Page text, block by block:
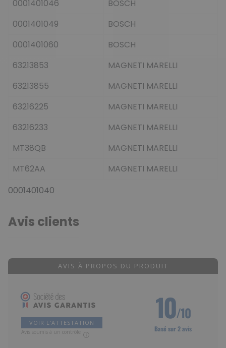
0001401046
BOSCH
0001401049
BOSCH
0001401060
BOSCH
63213853
MAGNETI MARELLI
63213855
MAGNETI MARELLI
63216225
MAGNETI MARELLI
63216233
MAGNETI MARELLI
MT38QB
MAGNETI MARELLI
MT62AA
MAGNETI MARELLI
0001401040
Avis clients
AVIS À PROPOS DU PRODUIT
VOIR L'ATTESTATION
Avis soumis à un contrôle
10/10
Basé sur 2 avis